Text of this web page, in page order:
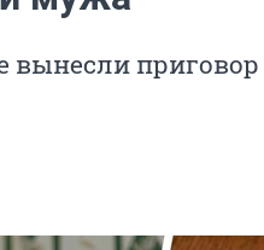
вынесли приговор